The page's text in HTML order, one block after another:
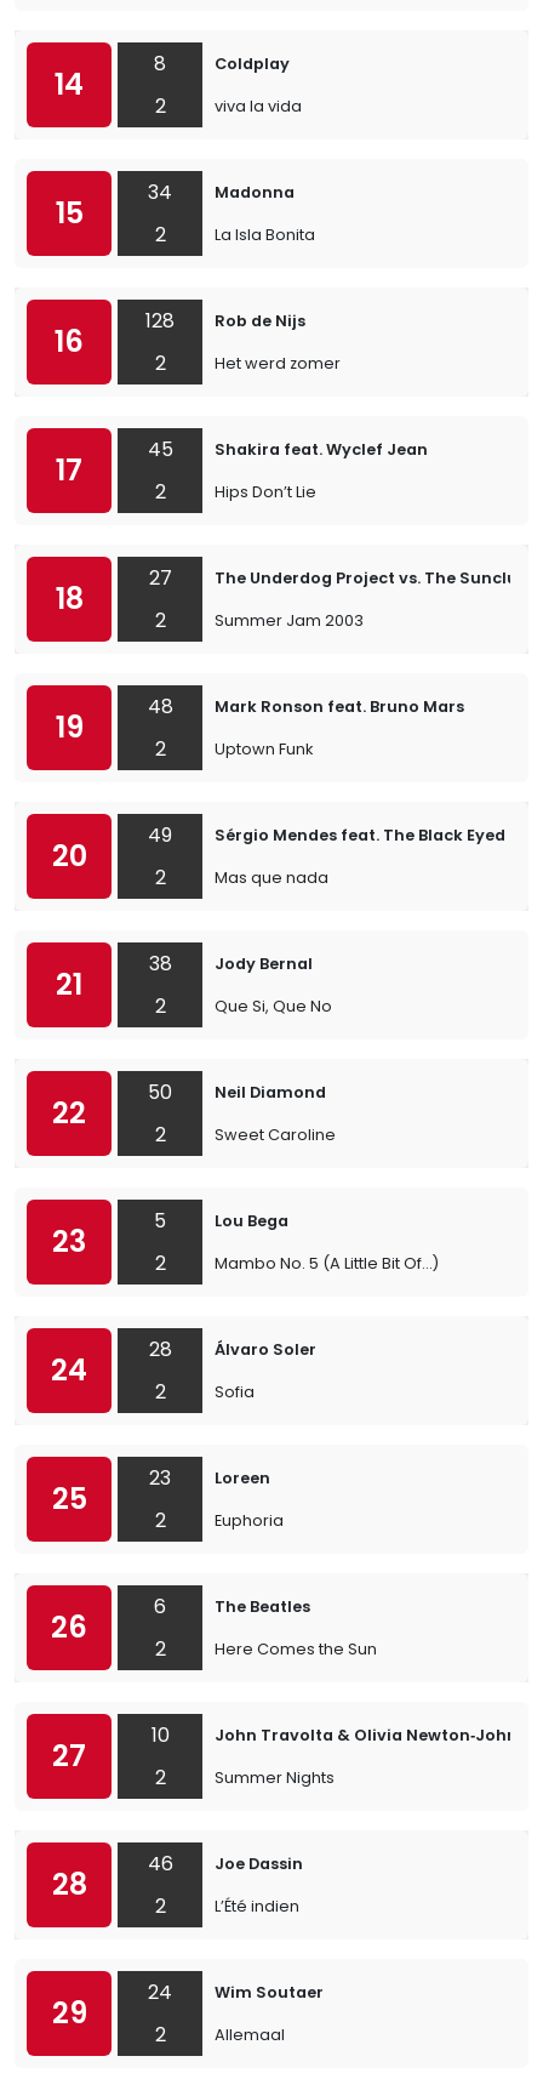
14
8
2
Coldplay
viva la vida
15
34
2
Madonna
La Isla Bonita
16
128
2
Rob de Nijs
Het werd zomer
17
45
2
Shakira feat. Wyclef Jean
Hips Don’t Lie
18
27
2
The Underdog Project vs. The Sunclub
Summer Jam 2003
19
48
2
Mark Ronson feat. Bruno Mars
Uptown Funk
20
49
2
Sérgio Mendes feat. The Black Eyed
Mas que nada
21
38
2
Jody Bernal
Que Si, Que No
22
50
2
Neil Diamond
Sweet Caroline
23
5
2
Lou Bega
Mambo No. 5 (A Little Bit Of…)
24
28
2
Álvaro Soler
Sofia
25
23
2
Loreen
Euphoria
26
6
2
The Beatles
Here Comes the Sun
27
10
2
John Travolta & Olivia Newton‐John
Summer Nights
28
46
2
Joe Dassin
L’Été indien
29
24
2
Wim Soutaer
Allemaal